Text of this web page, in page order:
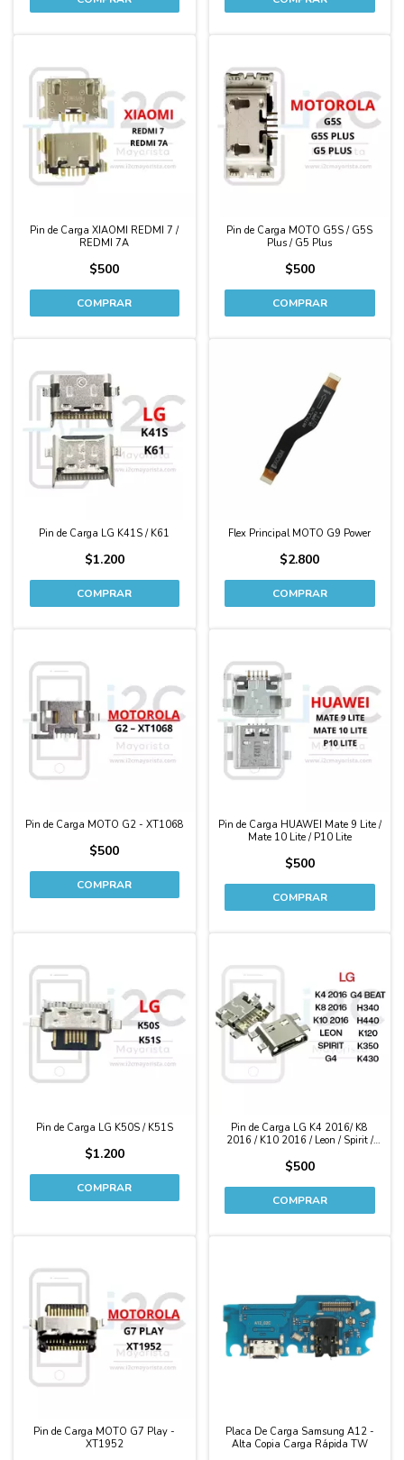
Pin de Carga XIAOMI REDMI 7 /
REDMI 7A
$500
Pin de Carga MOTO G5S / G5S
Plus / G5 Plus
$500
Pin de Carga LG K41S / K61
$1.200
Flex Principal MOTO G9 Power
$2.800
Pin de Carga MOTO G2 - XT1068
$500
Pin de Carga HUAWEI Mate 9 Lite /
Mate 10 Lite / P10 Lite
$500
Pin de Carga LG K50S / K51S
$1.200
Pin de Carga LG K4 2016/ K8
2016 / K10 2016 / Leon / Spirit /
K120 / K350 / K430
$500
Pin de Carga MOTO G7 Play -
XT1952
Placa De Carga Samsung A12 -
Alta Copia Carga Rápida TW